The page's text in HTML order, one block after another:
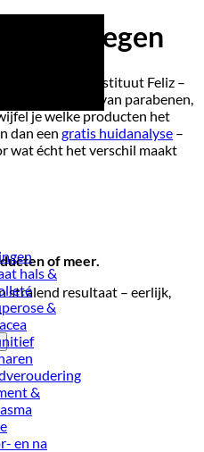
hals &
&
&
en na
Nijmegen
care van Huidinstituut Feliz –
vegan, vrij van parabenen,
je welke producten het
dan een gratis huidanalyse –
wat écht het verschil maakt
of meer.
stralend resultaat – eerlijk,